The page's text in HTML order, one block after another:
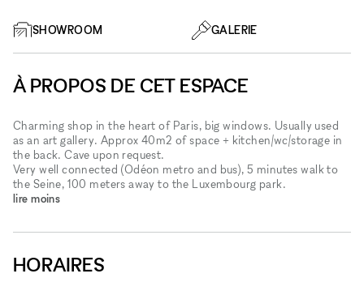
SHOWROOM GALERIE
À PROPOS DE CET ESPACE
Charming shop in the heart of Paris, big windows. Usually used
as an art gallery. Approx 40m2 of space + kitchen/wc/storage in
the back. Cave upon request.
Very well connected (Odéon metro and bus), 5 minutes walk to
the Seine, 100 meters away to the Luxembourg park.
lire moins
HORAIRES